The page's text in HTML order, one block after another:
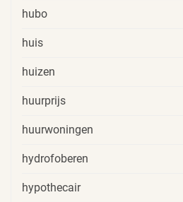
hubo
huis
huizen
huurprijs
huurwoningen
hydrofoberen
hypothecair